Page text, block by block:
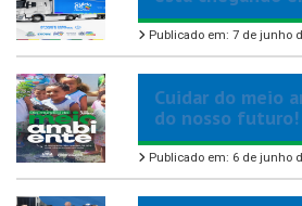
Publicado em: 7 de junho
Cuidar do meio
do nosso futuro!
Publicado em: 6 de junho